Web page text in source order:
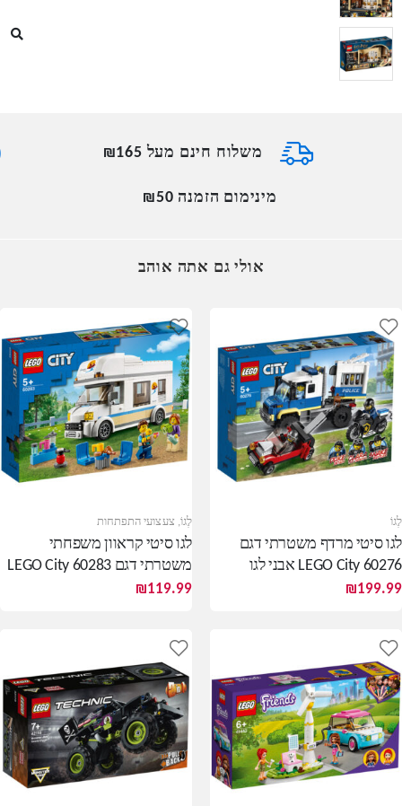
משלוח חינם מעל ₪165
מינימום הזמנה ₪50
אולי גם אתה אוהב
לֶגוֹ
לגו סיטי מרדף משטרתי דגם
LEGO City 60276 אבני לגו
לבנייה
₪199.99
לֶגוֹ, צעצועי התפתחות
לגו סיטי קראוון משפחתי
משטרתי דגם LEGO City 60283
אבני לגו לבנייה
₪119.99